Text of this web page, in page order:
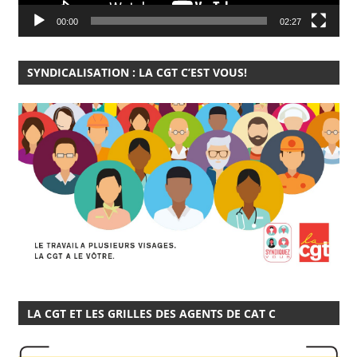
00:00 02:27
SYNDICALISATION : LA CGT C’EST VOUS!
LA CGT ET LES GRILLES DES AGENTS DE CAT C